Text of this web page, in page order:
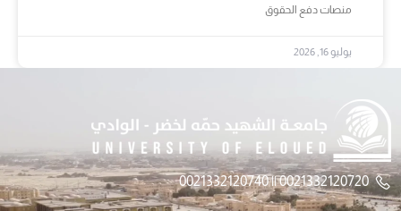
منصات دفع الحقوق
يوليو 16, 2026
0021332120720 || 0021332120740